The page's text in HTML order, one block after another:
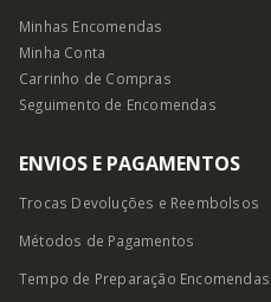
Minhas Encomendas
Minha Conta
Carrinho de Compras
Seguimento de Encomendas
ENVIOS E PAGAMENTOS
Trocas Devoluções e Reembolsos
Métodos de Pagamentos
Tempo de Preparação Encomendas